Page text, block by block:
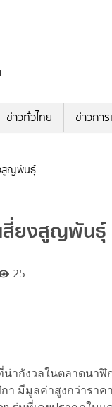
ข่าวทั่วไทย ข่าวกา
สูญพันธุ์
สี่ยงสูญพันธุ์
25
กังวลในตลาดนาฬิ
า มีมูลค่าสูงกว่ารา